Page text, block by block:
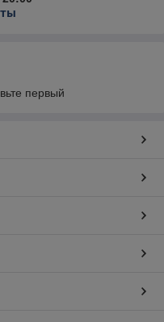
первый